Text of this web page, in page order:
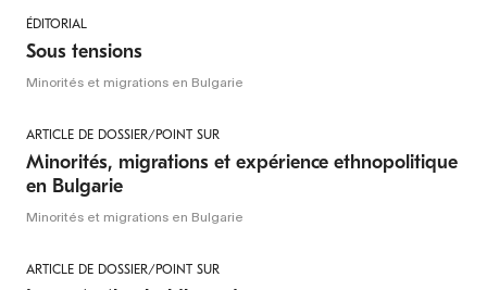
ÉDITORIAL
Sous tensions
Minorités et migrations en Bulgarie
ARTICLE DE DOSSIER/POINT SUR
Minorités, migrations et expérience ethnopolitique
en Bulgarie
Minorités et migrations en Bulgarie
ARTICLE DE DOSSIER/POINT SUR